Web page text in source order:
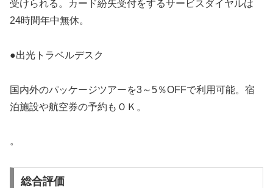
受けられる。カード紛失受付をするサービスダイヤルは
24時間年中無休。
●出光トラベルデスク
国内外のパッケージツアーを3～5％OFFで利用可能。宿
泊施設や航空券の予約もＯＫ。
。
総合評価